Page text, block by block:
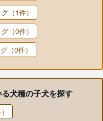
（1件）
（0件）
（0件）
犬種の子犬を探す